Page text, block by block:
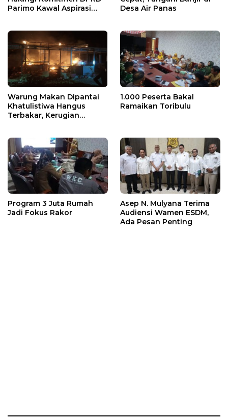
Parimo Kawal Aspirasi
Desa Air Panas
Warung Makan Dipantai
Khatulistiwa Hangus
Terbakar, Kerugian
1.000 Peserta Bakal
Ramaikan Toribulu
Program 3 Juta Rumah
Jadi Fokus Rakor
Asep N. Mulyana Terima
Audiensi Wamen ESDM,
Ada Pesan Penting